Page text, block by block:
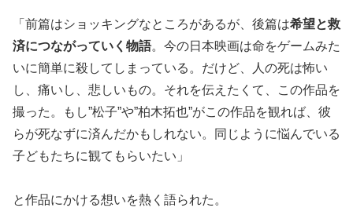
「前篇はショッキングなところがあるが、後篇は希望と救
済につながっていく物語。今の日本映画は命をゲームみた
いに簡単に殺してしまっている。だけど、人の死は怖い
し、痛いし、悲しいもの。それを伝えたくて、この作品を
撮った。もし”松子”や”柏木拓也”がこの作品を観れば、彼
らが死なずに済んだかもしれない。同じように悩んでいる
子どもたちに観てもらいたい」
と作品にかける想いを熱く語られた。